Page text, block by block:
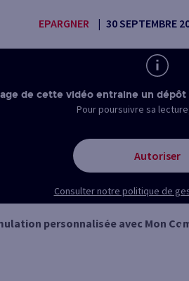
EPARGNER 30 SEPTEMBRE
de cette vidéo entraine un
Pour poursuivre sa
Autoriser
Consulter notre politique de
personnalisée avec Mon